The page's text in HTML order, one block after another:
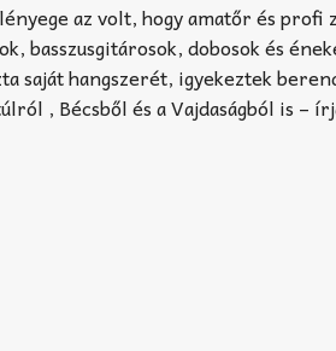
az volt, hogy amatőr és profi
basszusgitárosok, dobosok és
saját hangszerét, igyekeztek
, Bécsből és a Vajdaságból is –